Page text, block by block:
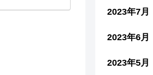
2023年7月
2023年6月
2023年5月